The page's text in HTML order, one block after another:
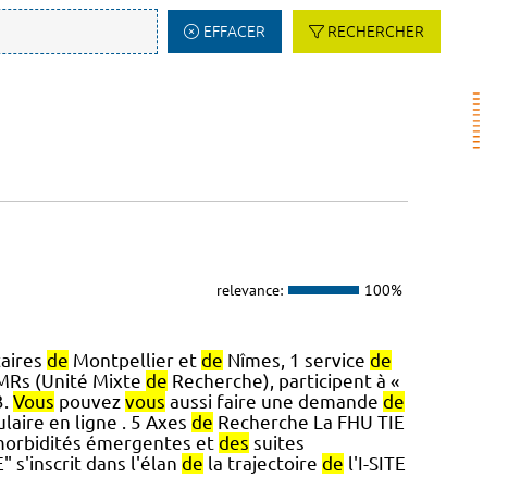
EFFACER RECHERCHER
relevance: 100%
de Montpellier et de Nîmes, 1 service de
(Unité Mixte de Recherche), participent à «
Vous pouvez vous aussi faire une demande de
en ligne . 5 Axes de Recherche La FHU TIE
émergentes et des suites
s'inscrit dans l'élan de la trajectoire de l'I-SITE